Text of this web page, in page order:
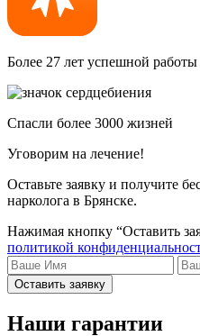
Более 27 лет успешной работы
Спасли более 3000 жизней
Уговорим на лечение!
Оставьте заявку и получите
нарколога в Брянске.
Нажимая кнопку “Оставить
политикой
Оставить заявку
Наши гарантии